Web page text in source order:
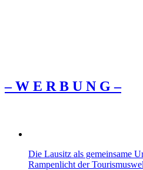
– W Ε R Β U Ν G –
Die Lausitz als gemeinsame
Rampenlicht der